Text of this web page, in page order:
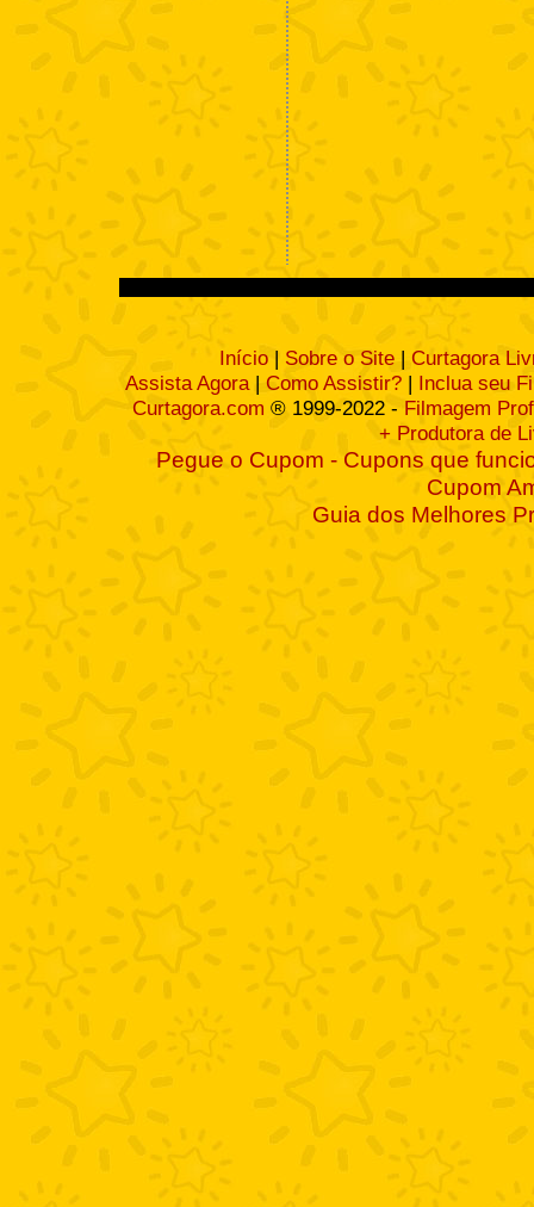
Início | Sobre o Site | Curtagora
Assista Agora| Como Assistir? | Inclua seu
Curtagora.com ® 1999-2022 - Filmagem
+ Produtora de
Pegue o Cupom - Cupons que
Cupom
Guia dos Melhores